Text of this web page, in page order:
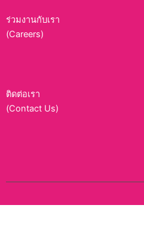
ร่วมงานกับเรา
(Careers)
ติดต่อเรา
(Contact Us)